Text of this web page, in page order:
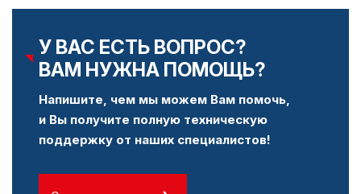
У ВАС ЕСТЬ ВОПРОС?
ВАМ НУЖНА ПОМОЩЬ?
Напишите, чем мы можем Вам помочь,
и Вы получите полную техническую
поддержку от наших специалистов!